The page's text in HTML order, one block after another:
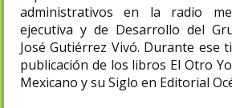
administrativos en la radio
ejecutiva y de Desarrollo del
José Gutiérrez Vivó. Durante ese
publicación de los libros El Otro
Mexicano y su Siglo en Editorial